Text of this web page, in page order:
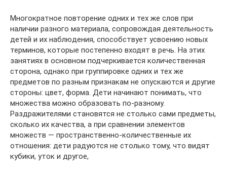
Многократное повторение одних и тех же слов при
наличии разного материала, сопровождая деятельность
детей и их наблю­дения, способствует усвоению новых
терминов, которые постепен­но входят в речь. На этих
занятиях в основном подчеркивается количественная
сторона, однако при группировке одних и тех же
предметов по разным признакам не опускаются и другие
сторо­ны: цвет, форма. Дети начинают понимать, что
множества можно образовать по-разному.
Раздражителями становятся не столько сами предметы,
сколько их качества, а при сравнении элементов
множеств — пространственно-количественные их
отношения: де­ти радуются не столько тому, что видят
кубики, уток и другое,